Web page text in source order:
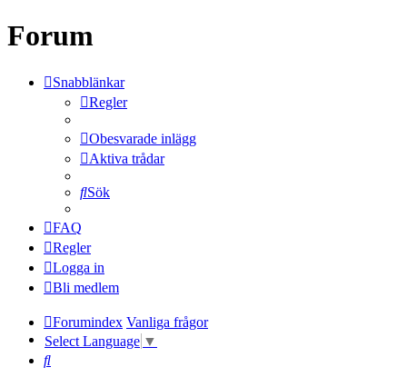
Forum
Snabblänkar
Regler
Obesvarade inlägg
Aktiva trådar
Sök
FAQ
Regler
Logga in
Bli medlem
Forumindex Vanliga frågor
Select Language ▼
Sök